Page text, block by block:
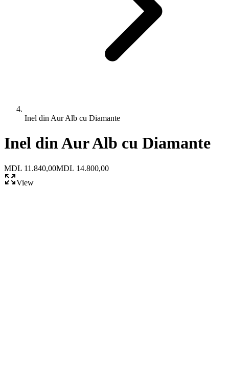
Inel din Aur Alb cu Diamante
Inel din Aur Alb cu Diamante
MDL 11.840,00MDL 14.800,00
View